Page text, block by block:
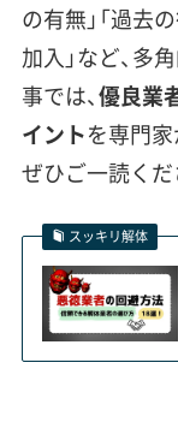
JR
点
ッ
な
っ
す
実
の有無」「過去
加入」など、多
事では、優良業
イントを専門
ぜひご一読くだ
スッキリ解体